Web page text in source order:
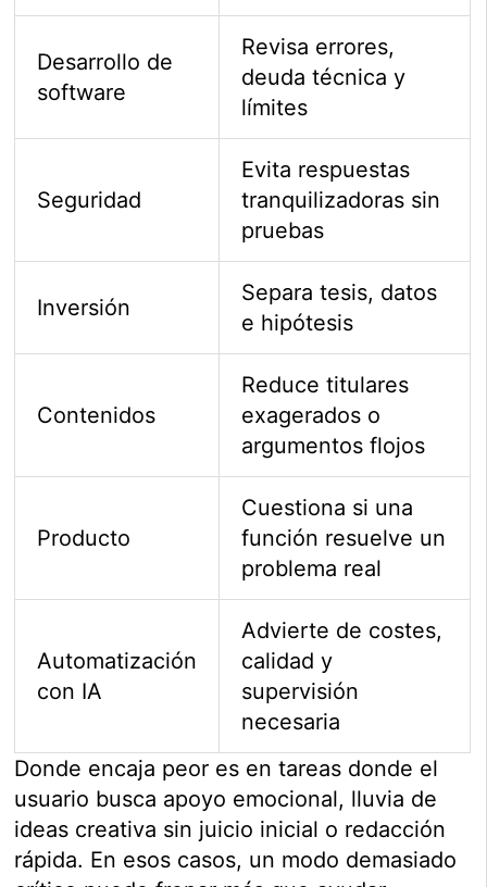
Desarrollo de
software
Revisa errores,
deuda técnica y
límites
Seguridad
Evita respuestas
tranquilizadoras sin
pruebas
Inversión
Separa tesis, datos
e hipótesis
Contenidos
Reduce titulares
exagerados o
argumentos flojos
Producto
Cuestiona si una
función resuelve un
problema real
Automatización
con IA
Advierte de costes,
calidad y
supervisión
necesaria
Donde encaja peor es en tareas donde el
usuario busca apoyo emocional, lluvia de
ideas creativa sin juicio inicial o redacción
rápida. En esos casos, un modo demasiado